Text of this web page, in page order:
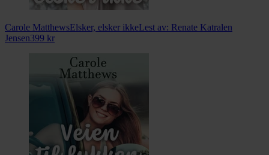
Carole MatthewsElsker, elsker ikkeLest av: Renate Katralen
Jensen399 kr